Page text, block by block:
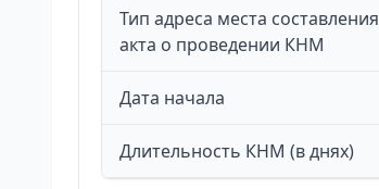
Тип адреса места составления
акта о проведении КНМ
Дата начала
Длительность КНМ (в днях)